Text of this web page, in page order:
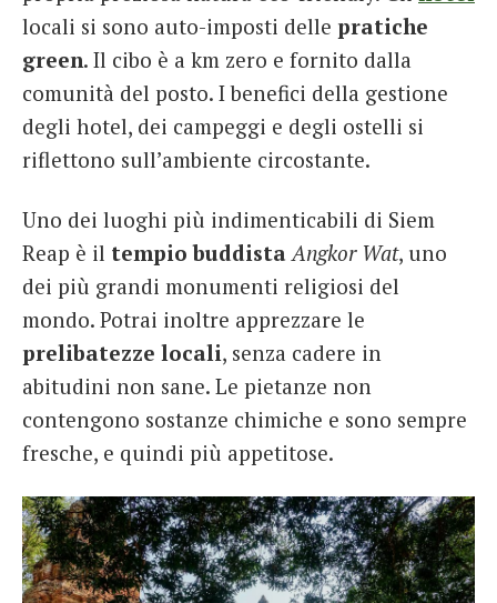
locali si sono auto-imposti delle pratiche
green. Il cibo è a km zero e fornito dalla
comunità del posto. I benefici della gestione
degli hotel, dei campeggi e degli ostelli si
riflettono sull’ambiente circostante.
Uno dei luoghi più indimenticabili di Siem
Reap è il tempio buddista Angkor Wat, uno
dei più grandi monumenti religiosi del
mondo. Potrai inoltre apprezzare le
prelibatezze locali, senza cadere in
abitudini non sane. Le pietanze non
contengono sostanze chimiche e sono sempre
fresche, e quindi più appetitose.